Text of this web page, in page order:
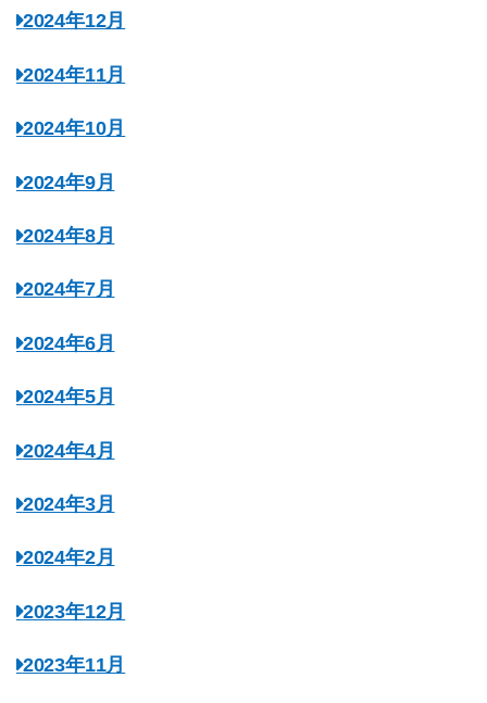
2024年12月
2024年11月
2024年10月
2024年9月
2024年8月
2024年7月
2024年6月
2024年5月
2024年4月
2024年3月
2024年2月
2023年12月
2023年11月